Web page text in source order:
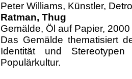
Peter Williams, Künstler,
Ratman, Thug
Gemälde, Öl auf Papier, 2000
Das Gemälde thematisiert
Identität und
Populärkultur.